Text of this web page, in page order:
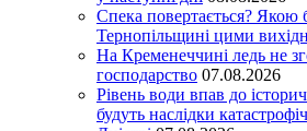
Спека повертається? Якою
Тернопільщині цими
На Кременеччині ледь не
господарство 07.08.2026
Рівень води впав до
будуть наслідки